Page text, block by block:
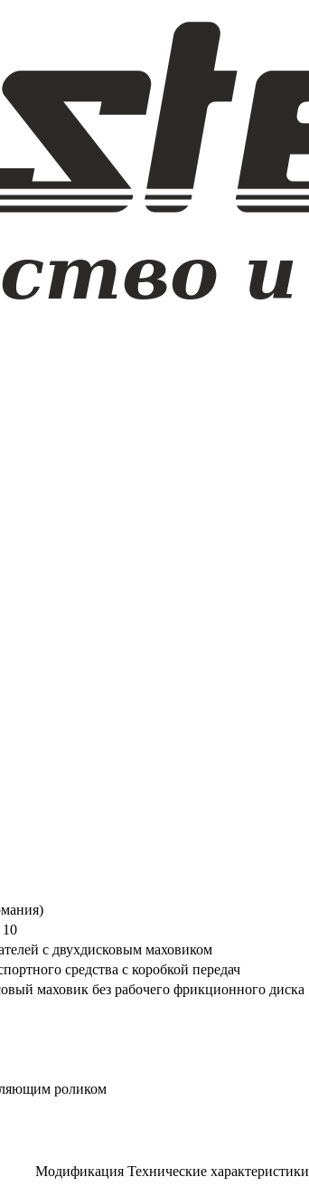
10
с двухдисковым маховиком
средства с коробкой передач
маховик без рабочего фрикционного диска
роликом
Модификация Технические характеристики